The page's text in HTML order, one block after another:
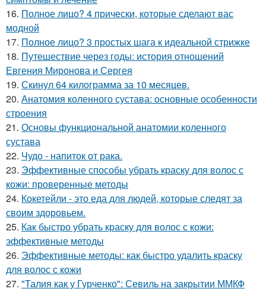
16. Полное лицо? 4 прически, которые сделают вас
модной
17. Полное лицо? 3 простых шага к идеальной стрижке
18. Путешествие через годы: история отношений
Евгения Миронова и Сергея
19. Скинул 64 килограмма за 10 месяцев.
20. Анатомия коленного сустава: основные особенности
строения
21. Основы функциональной анатомии коленного
сустава
22. Чудо - напиток от рака.
23. Эффективные способы убрать краску для волос с
кожи: проверенные методы
24. Кокетейли - это еда для людей, которые следят за
своим здоровьем.
25. Как быстро убрать краску для волос с кожи:
эффективные методы
26. Эффективные методы: как быстро удалить краску
для волос с кожи
27. "Талия как у Гурченко": Севиль на закрытии ММКФ